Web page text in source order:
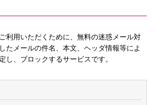
利用いただくために、無料の迷惑メール対
たメールの件名、本文、ヘッダ情報等によ
し、ブロックするサービスです。